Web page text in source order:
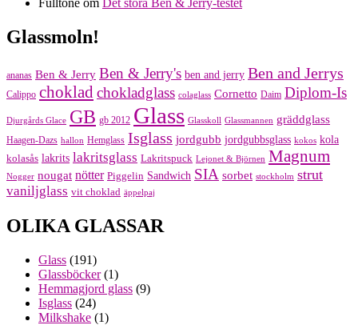
Fulltone om Det stora Ben & Jerry-testet
Glassmoln!
ananas Ben & Jerry Ben & Jerry's ben and jerry Ben and Jerrys
Calippo choklad chokladglass colaglass Cornetto Daim Diplom-Is
Djurgårds Glace GB gb 2012 Glass Glasskoll Glassmannen gräddglass
Haagen-Dazs hallon Hemglass Isglass jordgubb jordgubbsglass kokos kola
kolasås lakrits lakritsglass Lakritspuck Lejonet & Björnen Magnum
Nogger nougat nötter Piggelin Sandwich SIA sorbet stockholm strut
vaniljglass vit choklad äppelpaj
OLIKA GLASSAR
Glass (191)
Glassböcker(1)
Hemmagjord glass (9)
Isglass (24)
Milkshake (1)